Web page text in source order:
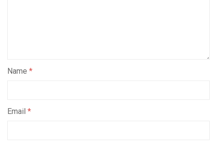
Name *
Email *